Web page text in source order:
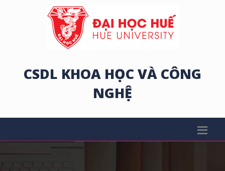
CSDL KHOA HỌC VÀ CÔNG
NGHỆ